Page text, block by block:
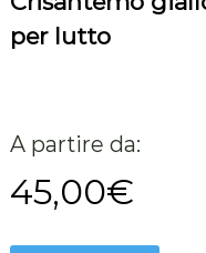
per lutto
A partire da:
45,00€